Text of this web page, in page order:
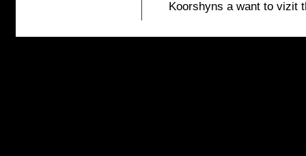
Koorshyns a want to vizit